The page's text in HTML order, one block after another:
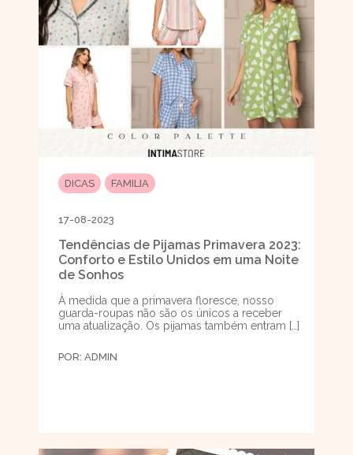
DICAS FAMILIA
17-08-2023
Tendências de Pijamas Primavera 2023:
Conforto e Estilo Unidos em uma Noite
de Sonhos
À medida que a primavera floresce, nosso
guarda-roupas não são os únicos a receber
uma atualização. Os pijamas também entram […]
POR: ADMIN